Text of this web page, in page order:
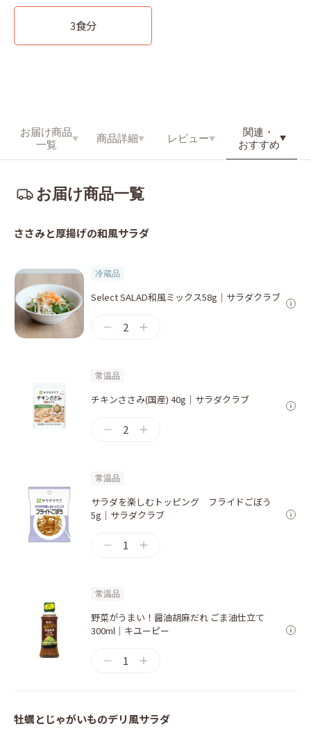
3食分
お届け商品
一覧
商品詳細 レビュー
関連・
おすすめ
お届け商品一覧
ささみと厚揚げの和⾵サラダ
冷蔵品
Select SALAD和風ミックス58g｜サラダクラブ
2
常温品
チキンささみ(国産) 40g｜サラダクラブ
2
常温品
サラダを楽しむトッピング フライドごぼう
5g｜サラダクラブ
1
常温品
野菜がうまい！醤油胡麻だれ ごま油仕立て
300ml｜キユーピー
1
牡蠣とじゃがいものデリ風サラダ